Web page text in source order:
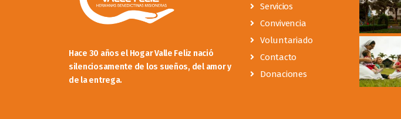
Hace 30 años el Hogar Valle Feliz nació
silenciosamente de los sueños, del amor y
de la entrega.
Servicios
Convivencia
Voluntariado
Contacto
Donaciones